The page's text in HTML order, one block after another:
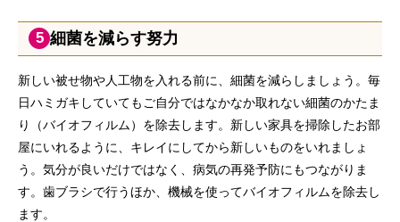
5 細菌を減らす努力
新しい被せ物や人工物を入れる前に、細菌を減らしましょう。毎
日ハミガキしていてもご自分ではなかなか取れない細菌のかたま
り（バイオフィルム）を除去します。新しい家具を掃除したお部
屋にいれるように、キレイにしてから新しいものをいれましょ
う。気分が良いだけではなく、病気の再発予防にもつながりま
す。歯ブラシで行うほか、機械を使ってバイオフィルムを除去し
ます。